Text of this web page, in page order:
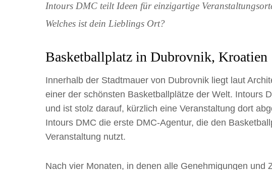
Intours DMC teilt Ideen für einzigartige
Welches ist dein Lieblings Ort?
Basketballplatz in Dubrovnik, Kroatien
Innerhalb der Stadtmauer von Dubrovnik liegt laut
einer der schönsten Basketballplätze der Welt. Intours
und ist stolz darauf, kürzlich eine Veranstaltung dort
Intours DMC die erste DMC-Agentur, die den
Veranstaltung nutzt.
Nach vier Monaten, in denen alle Genehmigungen und